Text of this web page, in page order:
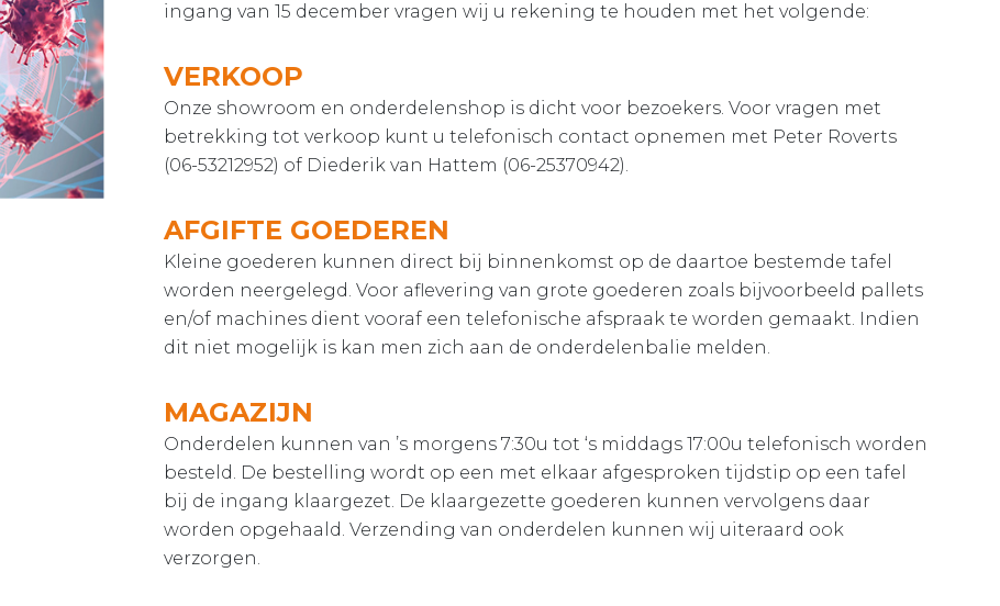
ingang van 15 december vragen wij u rekening te houden met het volgende:
VERKOOP
Onze showroom en onderdelenshop is dicht voor bezoekers. Voor vragen met
betrekking tot verkoop kunt u telefonisch contact opnemen met Peter Roverts
(06-53212952) of Diederik van Hattem (06-25370942).
AFGIFTE GOEDEREN
Kleine goederen kunnen direct bij binnenkomst op de daartoe bestemde tafel
worden neergelegd. Voor aflevering van grote goederen zoals bijvoorbeeld pallets
en/of machines dient vooraf een telefonische afspraak te worden gemaakt. Indien
dit niet mogelijk is kan men zich aan de onderdelenbalie melden.
MAGAZIJN
Onderdelen kunnen van ’s morgens 7:30u tot ‘s middags 17:00u telefonisch worden
besteld. De bestelling wordt op een met elkaar afgesproken tijdstip op een tafel
bij de ingang klaargezet. De klaargezette goederen kunnen vervolgens daar
worden opgehaald. Verzending van onderdelen kunnen wij uiteraard ook
verzorgen.